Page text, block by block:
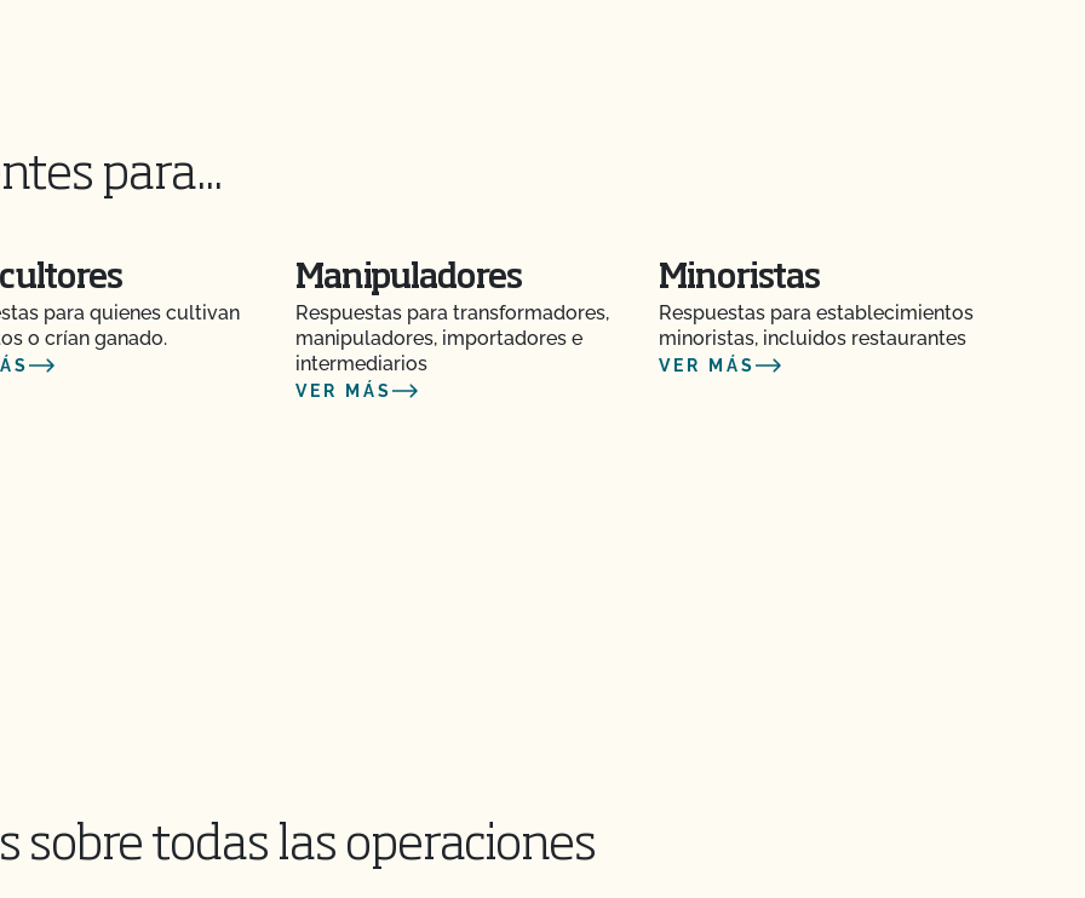
para...
para quienes cultivan
o crían ganado.
Manipuladores
Respuestas para transformadores,
manipuladores, importadores e
intermediarios
VER MÁS
Minoristas
Respuestas para establecimientos
minoristas, incluidos restaurantes
VER MÁS
sobre todas las operaciones
Alimentaria de
que someterme a
¿obtengo
¿Hay algún